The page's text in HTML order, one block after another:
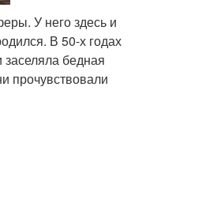
У него здесь и
В 50-х годах
бедная
прочувствовали